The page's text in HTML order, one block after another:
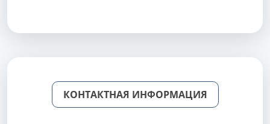
КОНТАКТНАЯ ИНФОРМАЦИЯ